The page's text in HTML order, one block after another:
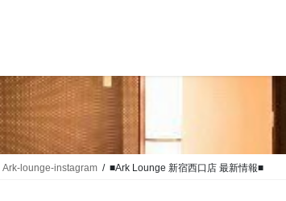
Ark-lounge-instagram ■Ark Lounge 新宿西口店 最新情報■